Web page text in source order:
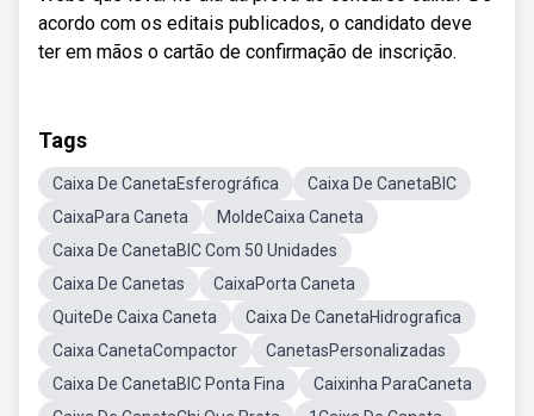
acordo com os editais publicados, o candidato deve
ter em mãos o cartão de confirmação de inscrição.
Tags
Caixa De CanetaEsferográfica
Caixa De CanetaBIC
CaixaPara Caneta
MoldeCaixa Caneta
Caixa De CanetaBIC Com 50 Unidades
Caixa De Canetas
CaixaPorta Caneta
QuiteDe Caixa Caneta
Caixa De CanetaHidrografica
Caixa CanetaCompactor
CanetasPersonalizadas
Caixa De CanetaBIC Ponta Fina
Caixinha ParaCaneta